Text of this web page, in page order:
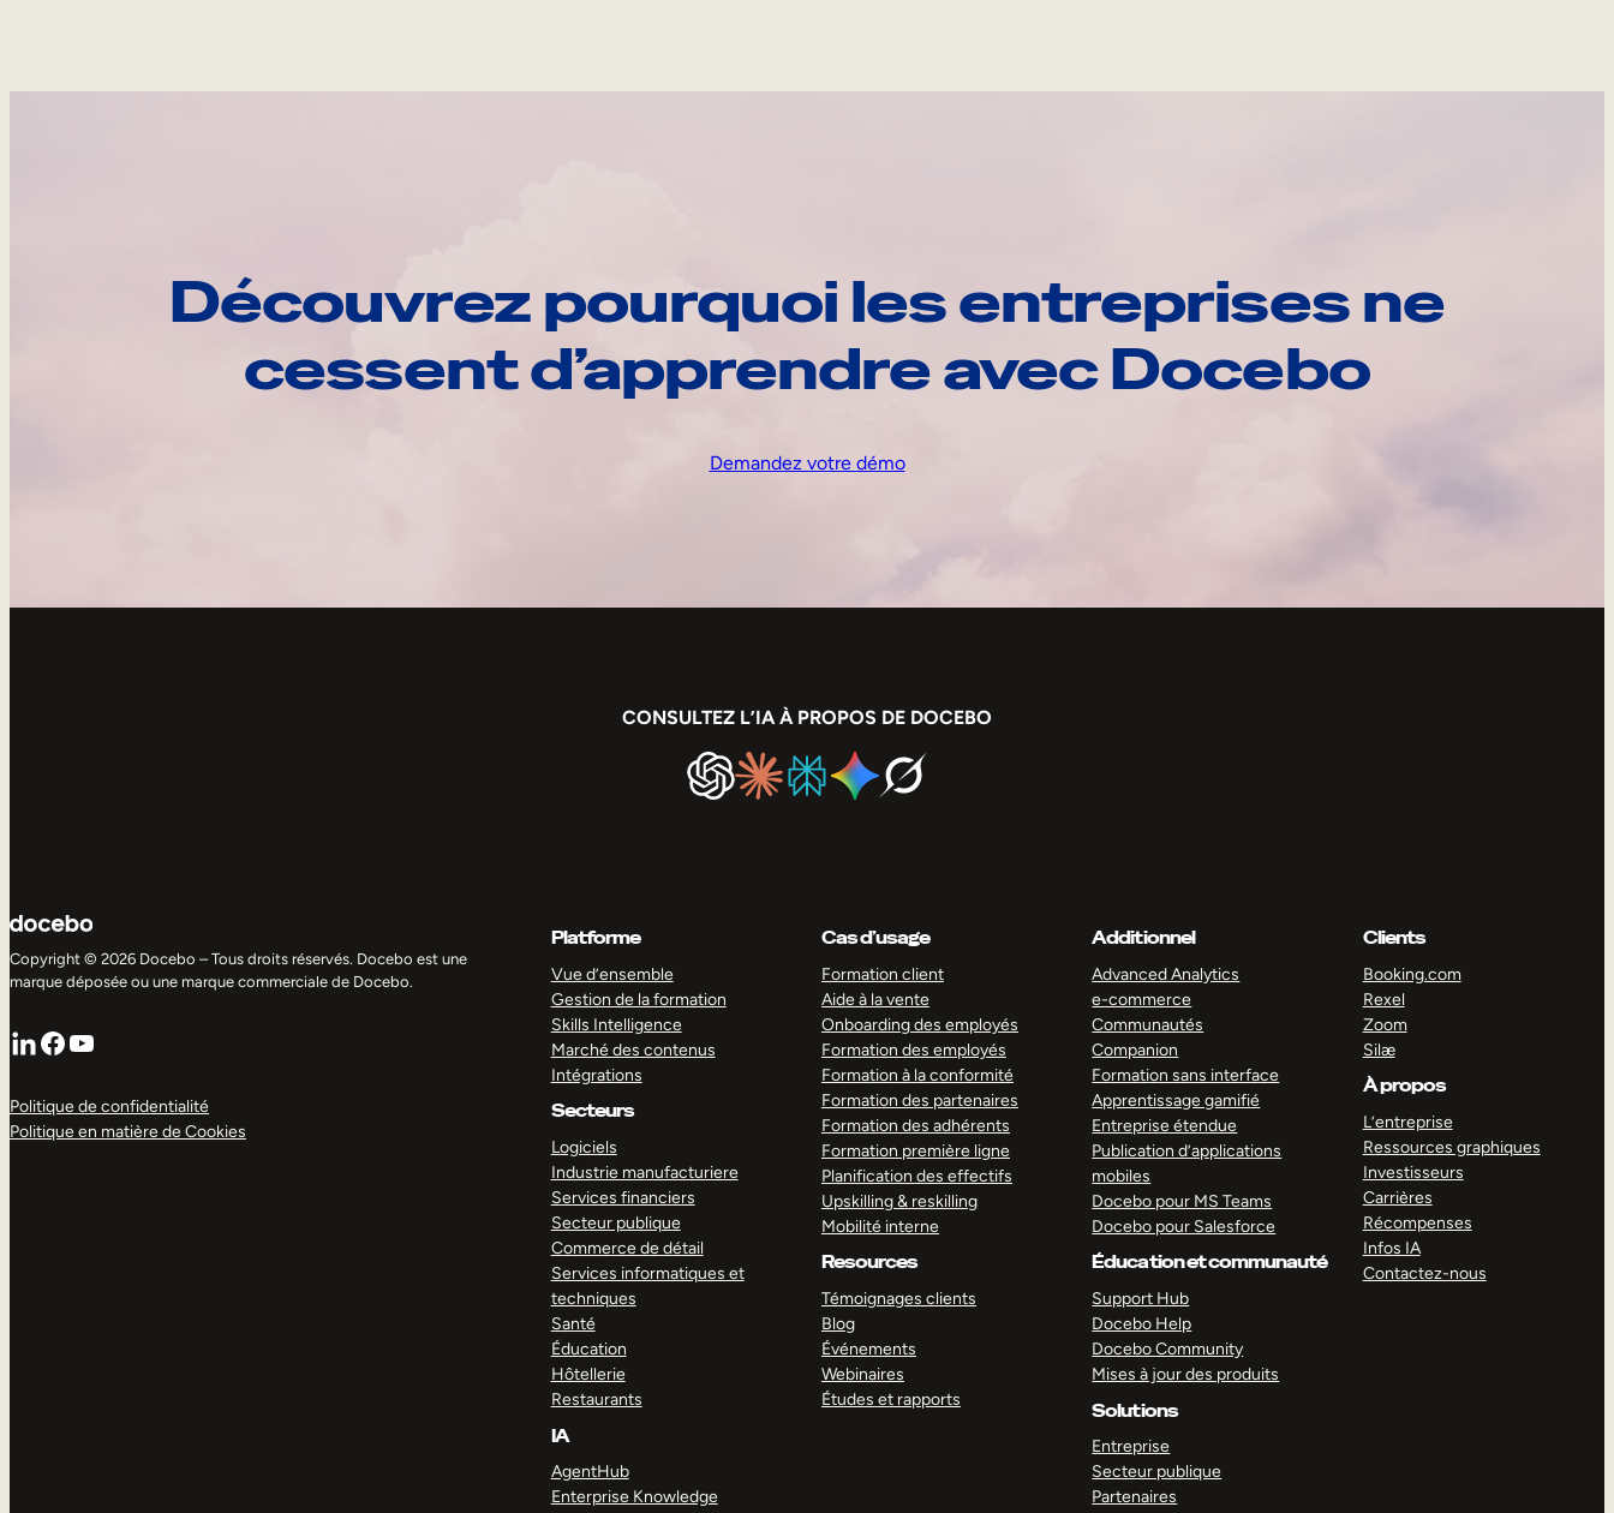
Découvrez pourquoi les entreprises ne
cessent d’apprendre avec Docebo
Demandez votre démo
CONSULTEZ L’IA À PROPOS DE DOCEBO
Copyright © 2026 Docebo – Tous droits réservés. Docebo est une
marque déposée ou une marque commerciale de Docebo.
LinkedIn
Facebook
YouTube
Politique de confidentialité
Politique en matière de Cookies
Platforme
Vue d’ensemble
Gestion de la formation
Skills Intelligence
Marché des contenus
Intégrations
Secteurs
Logiciels
Industrie manufacturiere
Services financiers
Secteur publique
Commerce de détail
Services informatiques et
techniques
Santé
Éducation
Hôtellerie
Restaurants
IA
AgentHub
Enterprise Knowledge
Cas d’usage
Formation client
Aide à la vente
Onboarding des employés
Formation des employés
Formation à la conformité
Formation des partenaires
Formation des adhérents
Formation première ligne
Planification des effectifs
Upskilling & reskilling
Mobilité interne
Resources
Témoignages clients
Blog
Événements
Webinaires
Études et rapports
Additionnel
Advanced Analytics
e-commerce
Communautés
Companion
Formation sans interface
Apprentissage gamifié
Entreprise étendue
Publication d’applications
mobiles
Docebo pour MS Teams
Docebo pour Salesforce
Éducation et communauté
Support Hub
Docebo Help
Docebo Community
Mises à jour des produits
Solutions
Entreprise
Secteur publique
Partenaires
Clients
Booking.com
Rexel
Zoom
Silæ
À propos
L’entreprise
Ressources graphiques
Investisseurs
Carrières
Récompenses
Infos IA
Contactez-nous